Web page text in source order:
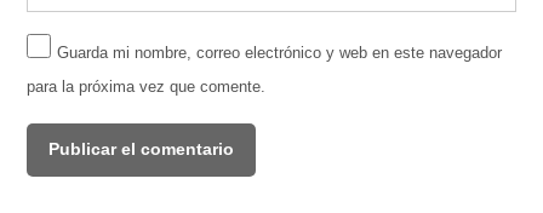
Guarda mi nombre, correo electrónico y web en este navegador
para la próxima vez que comente.